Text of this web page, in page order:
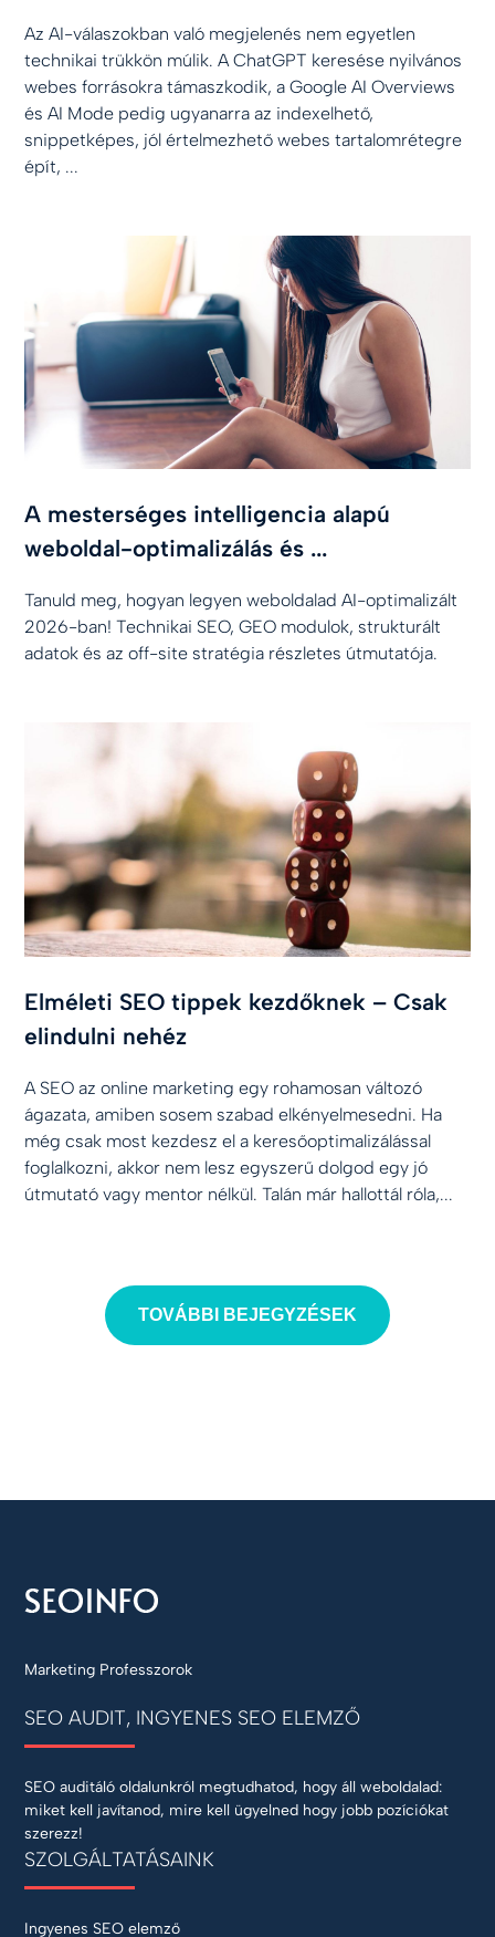
Az AI-válaszokban való megjelenés nem egyetlen
technikai trükkön múlik. A ChatGPT keresése nyilvános
webes forrásokra támaszkodik, a Google AI Overviews
és AI Mode pedig ugyanarra az indexelhető,
snippetképes, jól értelmezhető webes tartalomrétegre
épít, ...
A mesterséges intelligencia alapú
weboldal-optimalizálás és ...
Tanuld meg, hogyan legyen weboldalad AI-optimalizált
2026-ban! Technikai SEO, GEO modulok, strukturált
adatok és az off-site stratégia részletes útmutatója.
Elméleti SEO tippek kezdőknek – Csak
elindulni nehéz
A SEO az online marketing egy rohamosan változó
ágazata, amiben sosem szabad elkényelmesedni. Ha
még csak most kezdesz el a keresőoptimalizálással
foglalkozni, akkor nem lesz egyszerű dolgod egy jó
útmutató vagy mentor nélkül. Talán már hallottál róla,...
TOVÁBBI BEJEGYZÉSEK
Marketing Professzorok
SEO AUDIT, INGYENES SEO ELEMZŐ
SEO auditáló oldalunkról megtudhatod, hogy áll weboldalad:
miket kell javítanod, mire kell ügyelned hogy jobb pozíciókat
szerezz!
SZOLGÁLTATÁSAINK
Ingyenes SEO elemző